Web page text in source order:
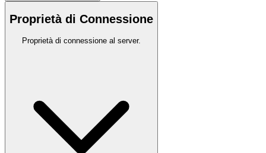
Proprietà di Connessione
Proprietà di connessione al server.